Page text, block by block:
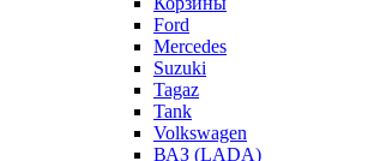
Ford
Mercedes
Suzuki
Tagaz
Tank
Volkswagen
ВАЗ (LADA)